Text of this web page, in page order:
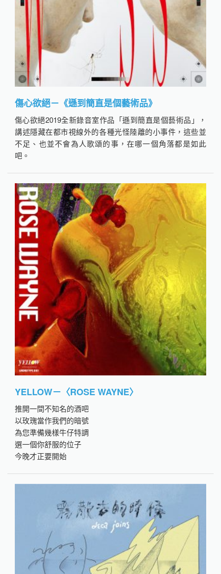
傷心欲絕－《遜到簡直是個藝術品》
傷心欲絕2019全新錄音室作品「遜到簡直是個藝術品」，
講述隱藏在都市視線外的各種光怪陸離的小事件，這些並
不足、也並不會為人歌頌的事，在哪一個角落都是如此
吧。
YELLOW－〈ROSE WAYNE〉
推開一間不知名的酒吧
以玫瑰當作我們的暗號
為您準備幾樣牛仔特調
選一個你舒服的位子
今晚才正要開始